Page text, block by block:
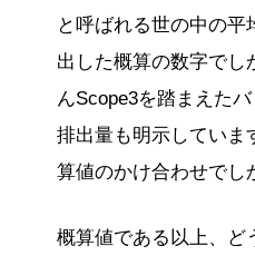
と呼ばれる世の中の平
出した概算の数字でし
んScope3を踏まえた
排出量も明示していま
算値のかけ合わせでし
概算値である以上、ど